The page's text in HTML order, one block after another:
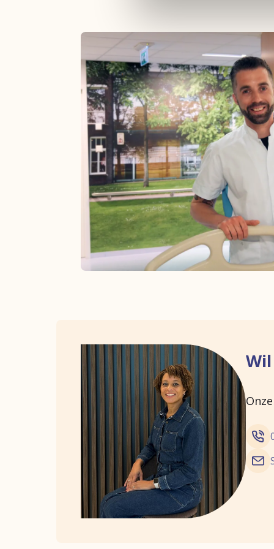
Een
(waarvan je één dag per
Een salaris dat past bij je
(inclusief 8,33%
Volledige vergoeding van je
Een persoonlijk
Mogelijkheid om
(zoals een fietsregeling of
Na afronding van de
op kwalificatieniveau 6.